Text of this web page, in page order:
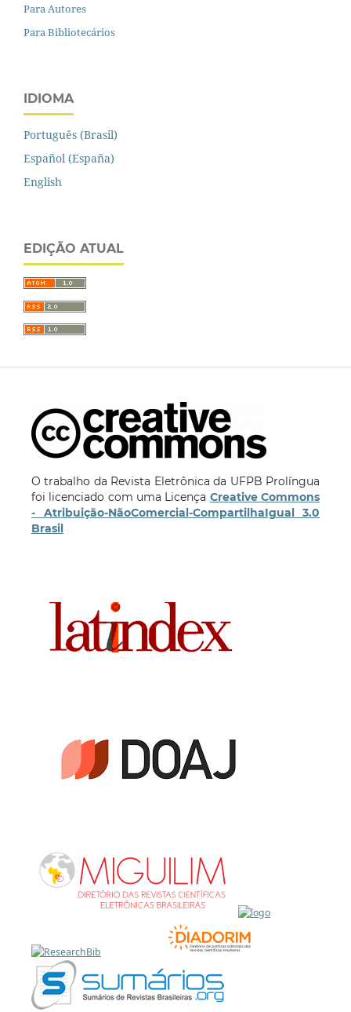
Para Autores
Para Bibliotecários
IDIOMA
Português (Brasil)
Español (España)
English
EDIÇÃO ATUAL
O trabalho da Revista Eletrônica da UFPB Prolíngua
foi licenciado com uma Licença Creative Commons
- Atribuição-NãoComercial-CompartilhaIgual 3.0
Brasil